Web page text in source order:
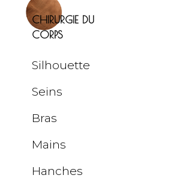
CHIRURGIE DU
CORPS
Silhouette
Seins
Bras
Mains
Hanches